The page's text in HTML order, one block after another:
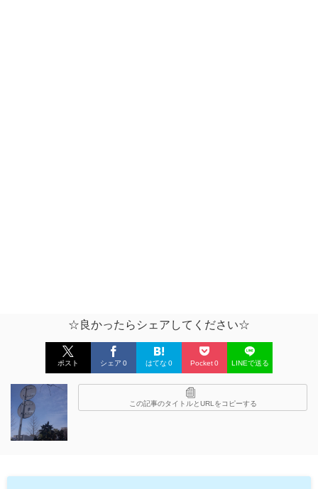
☆良かったらシェアしてください☆
ポスト シェア 0 はてな 0 Pocket0 LINEで送る
この記事のタイトルとURLをコピーする